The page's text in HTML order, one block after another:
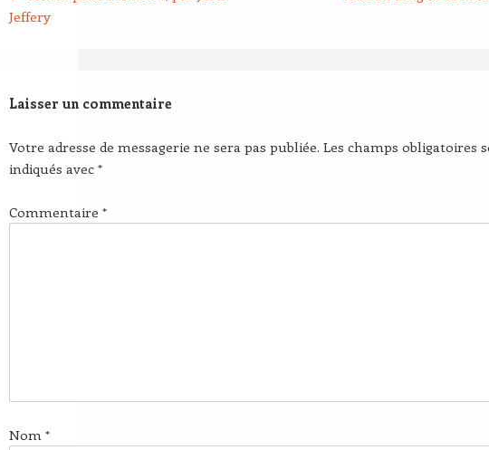
Jeffery
Laisser un commentaire
Votre adresse de messagerie ne sera pas publiée. Les champs obligatoires
indiqués avec *
Commentaire *
Nom *